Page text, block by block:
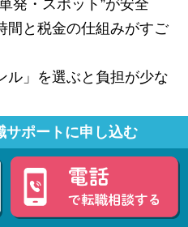
発・スポット”が安全
間と税金の仕組みがすご
ル」を選ぶと負担が少な
」「どうしたら安全？」
サポートに申し込む